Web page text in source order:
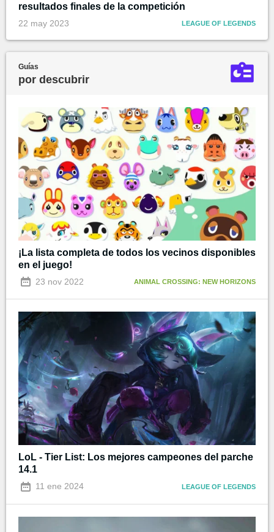
resultados finales de la competición
22 may 2023 LEAGUE OF LEGENDS
Guías
por descubrir
¡La lista completa de todos los vecinos disponibles
en el juego!
23 nov 2022 ANIMAL CROSSING: NEW HORIZONS
LoL - Tier List: Los mejores campeones del parche
14.1
11 ene 2024 LEAGUE OF LEGENDS